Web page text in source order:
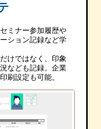
ミナー参加履歴や
ション記録など学
けではなく、印象
なども記録。企業
刷設定も可能。